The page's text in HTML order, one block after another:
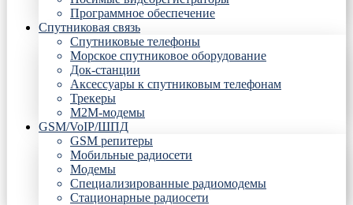
Программное обеспечение
Спутниковая связь
Спутниковые телефоны
Морское спутниковое оборудование
Док-станции
Аксессуары к спутниковым телефонам
Трекеры
М2М-модемы
GSM/VoIP/ШПД
GSM репитеры
Мобильные радиосети
Модемы
Специализированные радиомодемы
Стационарные радиосети